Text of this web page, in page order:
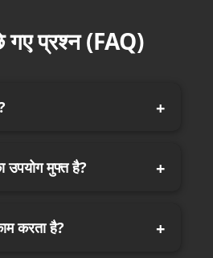
प्रश्न (FAQ)
उपयोग मुफ्त है?
करता है?